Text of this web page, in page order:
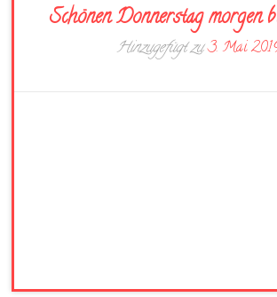
Schönen Donnerstag morgen
Hinzugefügt zu3. Mai